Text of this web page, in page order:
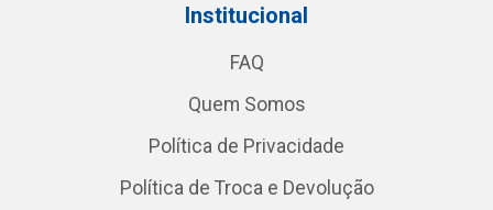
Institucional
FAQ
Quem Somos
Política de Privacidade
Política de Troca e Devolução